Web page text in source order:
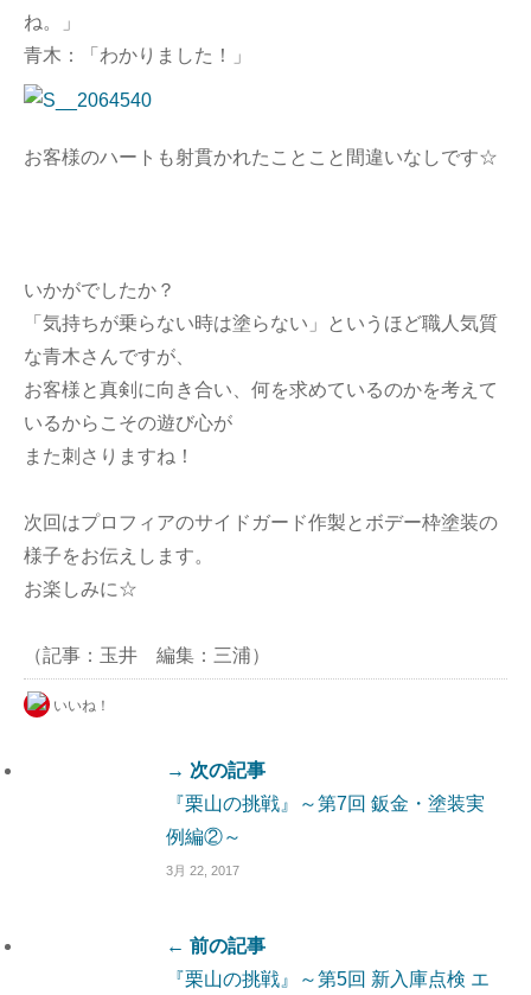
ね。」
青木：「わかりました！」
お客様のハートも射貫かれたことこと間違いなしです☆
いかがでしたか？
「気持ちが乗らない時は塗らない」というほど職人気質
な青木さんですが、
お客様と真剣に向き合い、何を求めているのかを考えて
いるからこその遊び心が
また刺さりますね！
次回はプロフィアのサイドガード作製とボデー枠塗装の
様子をお伝えします。
お楽しみに☆
（記事：玉井 編集：三浦）
いいね！
→ 次の記事
『栗山の挑戦』～第7回 鈑金・塗装実
例編②～
3月 22, 2017
← 前の記事
『栗山の挑戦』～第5回 新入庫点検 エ